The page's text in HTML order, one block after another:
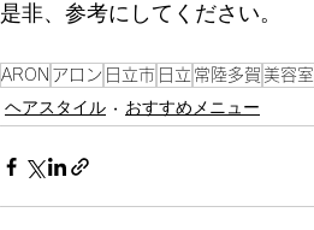
是非、参考にしてください。
ARON アロン 日立市 日立 常陸多賀 美容室
ヘアスタイル おすすめメニュー